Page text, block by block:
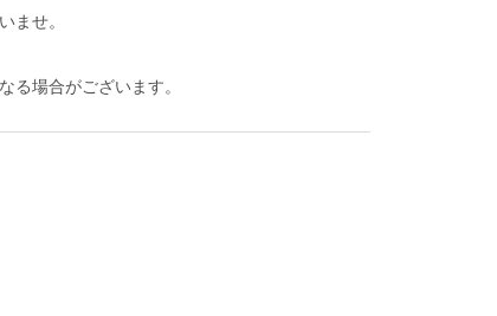
ませ。
る場合がございます。